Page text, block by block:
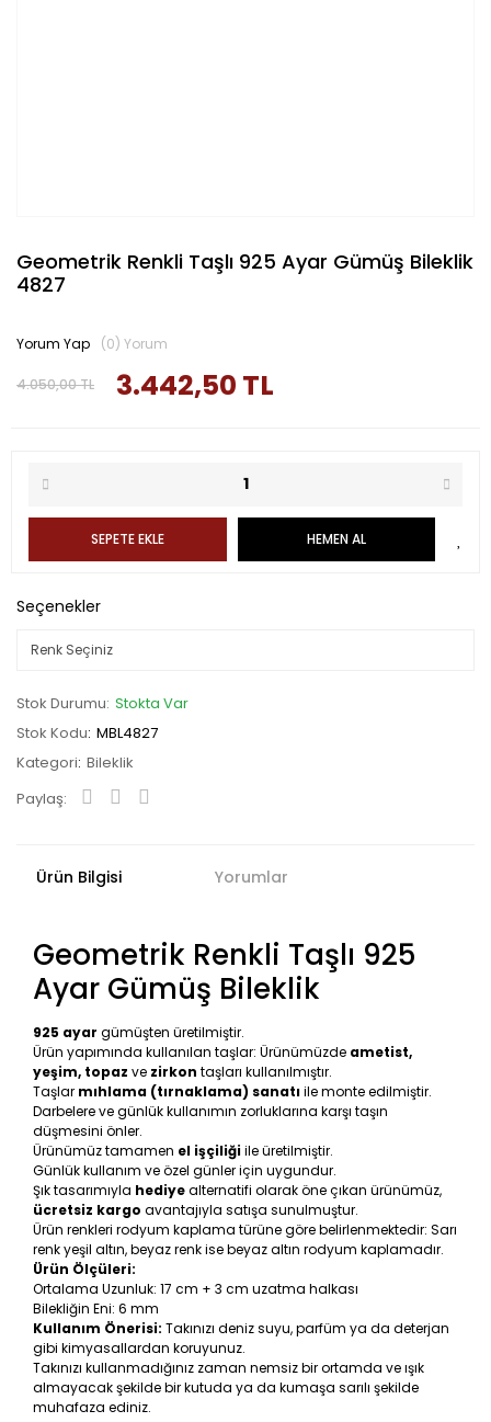
Geometrik Renkli Taşlı 925 Ayar Gümüş Bileklik
4827
4.050,00 TL 3.442,50 TL
Yorum Yap (0) Yorum
SEPETE EKLE HEMEN AL
Seçenekler
Stok Durumu Stokta Var
Stok Kodu MBL4827
Kategori Bileklik
Paylaş:
Ürün Bilgisi Yorumlar
Geometrik Renkli Taşlı 925
Ayar Gümüş Bileklik
925 ayar gümüşten üretilmiştir.
Ürün yapımında kullanılan taşlar: Ürünümüzde ametist,
yeşim, topaz ve zirkon taşları kullanılmıştır.
Taşlar mıhlama (tırnaklama) sanatıile monte edilmiştir.
Darbelere ve günlük kullanımın zorluklarına karşı taşın
düşmesini önler.
Ürünümüz tamamen el işçiliğiile üretilmiştir.
Günlük kullanım ve özel günler için uygundur.
Şık tasarımıyla hediyealternatifi olarak öne çıkan ürünümüz,
ücretsiz kargo avantajıyla satışa sunulmuştur.
Ürün renkleri rodyum kaplama türüne göre belirlenmektedir: Sarı
renk yeşil altın, beyaz renk ise beyaz altın rodyum kaplamadır.
Ürün Ölçüleri:
Ortalama Uzunluk: 17 cm + 3 cm uzatma halkası
Bilekliğin Eni: 6 mm
Kullanım Önerisi: Takınızı deniz suyu, parfüm ya da deterjan
gibi kimyasallardan koruyunuz.
Takınızı kullanmadığınız zaman nemsiz bir ortamda ve ışık
almayacak şekilde bir kutuda ya da kumaşa sarılı şekilde
muhafaza ediniz.